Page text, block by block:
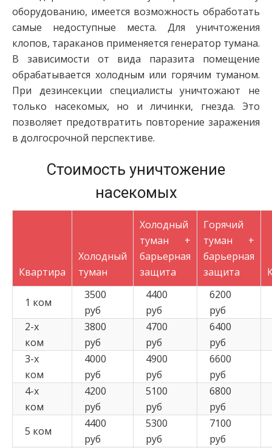
оборудованию, имеется возможность обработать
самые недоступные места. Для уничтожения
клопов, тараканов применяется генератор тумана.
В зависимости от вида паразита помещение
обрабатывается холодным или горячим туманом.
При дезинсекции специалисты уничтожают не
только насекомых, но и личинки, гнезда. Это
позволяет предотвратить повторение заражения
в долгосрочной перспективе.
Стоимость уничтожение
насекомых
Квартира
Холодный
туман
Холодный
туман +
барьерная
защита
Горячий
туман +
барьерная
защита
1 ком
3500
руб
4400
руб
6200
руб
2-х
ком
3800
руб
4700
руб
6400
руб
3-х
ком
4000
руб
4900
руб
6600
руб
4-х
ком
4200
руб
5100
руб
6800
руб
5 ком
4400
руб
5300
руб
7100
руб